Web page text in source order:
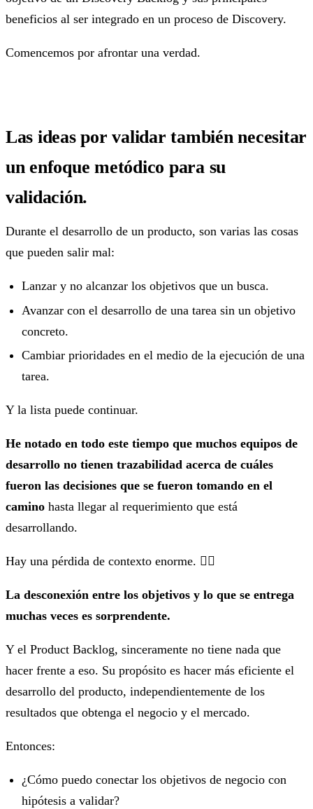
beneficios al ser integrado en un proceso de Discovery.
Comencemos por afrontar una verdad.
Las ideas por validar también necesitar
un enfoque metódico para su
validación.
Durante el desarrollo de un producto, son varias las cosas
que pueden salir mal:
Lanzar y no alcanzar los objetivos que un busca.
Avanzar con el desarrollo de una tarea sin un objetivo
concreto.
Cambiar prioridades en el medio de la ejecución de una
tarea.
Y la lista puede continuar.
He notado en todo este tiempo que muchos equipos de
desarrollo no tienen trazabilidad acerca de cuáles
fueron las decisiones que se fueron tomando en el
camino hasta llegar al requerimiento que está
desarrollando.
Hay una pérdida de contexto enorme. 😵‍💫
La desconexión entre los objetivos y lo que se entrega
muchas veces es sorprendente.
Y el Product Backlog, sinceramente no tiene nada que
hacer frente a eso. Su propósito es hacer más eficiente el
desarrollo del producto, independientemente de los
resultados que obtenga el negocio y el mercado.
Entonces:
¿Cómo puedo conectar los objetivos de negocio con
hipótesis a validar?